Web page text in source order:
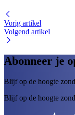
Vorig artikel
Volgend artikel
Abonneer je
Blijf op de hoogte
Blijf op de hoogte